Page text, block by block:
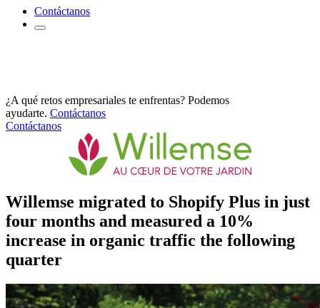
Contáctanos
¿A qué retos empresariales te enfrentas? Podemos
ayudarte. Contáctanos
Contáctanos
Willemse migrated to Shopify Plus in just
four months and measured a 10%
increase in organic traffic the following
quarter